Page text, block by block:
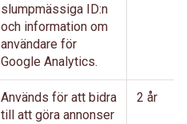
slumpmässiga ID:n
och information om
användare för
Google Analytics.
Används för att bidra
till att göra annonser
2 år